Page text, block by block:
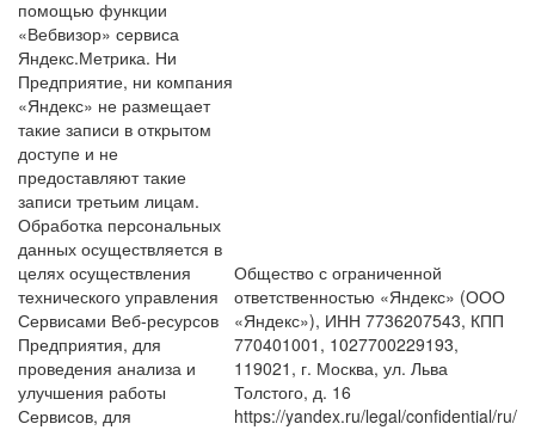
помощью функции
«Вебвизор» сервиса
Яндекс.Метрика. Ни
Предприятие, ни компания
«Яндекс» не размещает
такие записи в открытом
доступе и не
предоставляют такие
записи третьим лицам.
Обработка персональных
данных осуществляется в
целях осуществления
технического управления
Сервисами Веб-ресурсов
Предприятия, для
проведения анализа и
улучшения работы
Сервисов, для
Общество с ограниченной
ответственностью «Яндекс» (ООО
«Яндекс»), ИНН 7736207543, КПП
770401001, 1027700229193,
119021, г. Москва, ул. Льва
Толстого, д. 16
https://yandex.ru/legal/confidential/ru/